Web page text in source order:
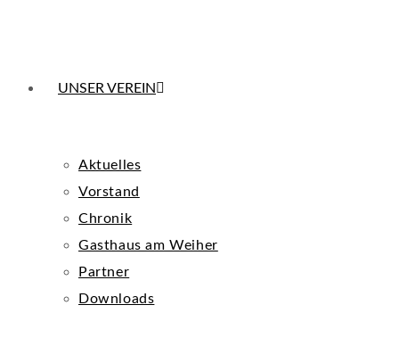
UNSER VEREIN
Aktuelles
Vorstand
Chronik
Gasthaus am Weiher
Partner
Downloads